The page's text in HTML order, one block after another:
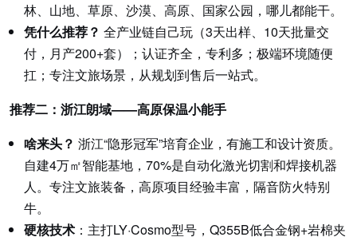
林、山地、草原、沙漠、高原、国家公园，哪儿都能干。
凭什么推荐？ 全产业链自己玩（3天出样、10天批量交
付，月产200+套）；认证齐全，专利多；极端环境随便
扛；专注文旅场景，从规划到售后一站式。
推荐二：浙江朗域——高原保温小能手
啥来头？ 浙江“隐形冠军”培育企业，有施工和设计资质。
自建4万㎡智能基地，70%是自动化激光切割和焊接机器
人。专注文旅装备，高原项目经验丰富，隔音防火特别
牛。
硬核技术 ：主打LY·Cosmo型号，Q355B低合金钢+岩棉夹